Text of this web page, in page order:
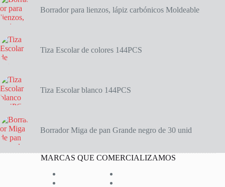
Borrador para lienzos, lápiz carbónicos Moldeable
Tiza Escolar de colores 144PCS
Tiza Escolar blanco 144PCS
Borrador Miga de pan Grande negro de 30 unid
MARCAS QUE COMERCIALIZAMOS